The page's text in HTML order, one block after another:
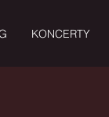
KONCERTY